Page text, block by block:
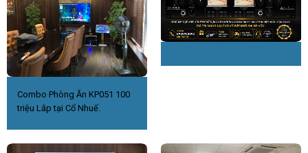
Combo Phòng Ăn KP051 100
triệu Lắp tại Cổ Nhuế.